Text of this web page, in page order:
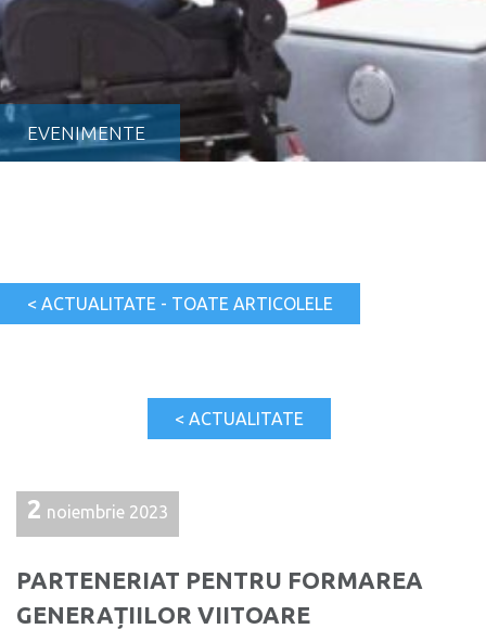
EVENIMENTE
< ACTUALITATE - TOATE ARTICOLELE
< ACTUALITATE
2 noiembrie 2023
PARTENERIAT PENTRU FORMAREA
GENERAȚIILOR VIITOARE